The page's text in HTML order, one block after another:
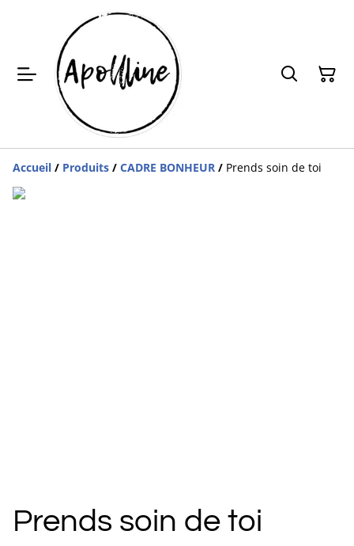
Accueil / Produits / CADRE BONHEUR / Prends soin de toi
Prends soin de toi